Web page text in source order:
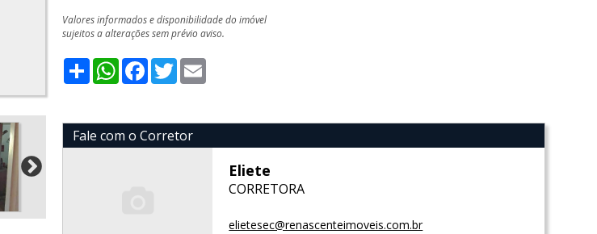
Valores informados e disponibilidade do imóvel
sujeitos a alterações sem prévio aviso.
ShareWhatsApp
Facebook
Twitter
Fale com o Corretor
Eliete
CORRETORA
elietesec@renascenteimoveis.com.br